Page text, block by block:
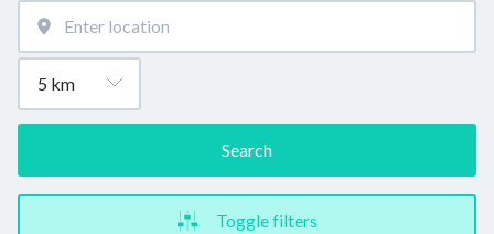
Search
Toggle filters